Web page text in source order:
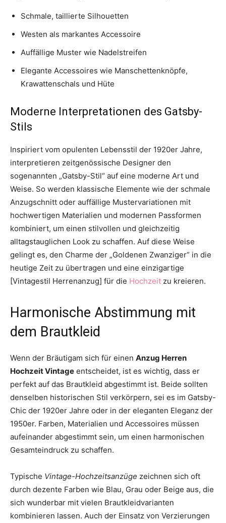
Schmale, taillierte Silhouetten
Westen als markantes Accessoire
Auffällige Muster wie Nadelstreifen
Elegante Accessoires wie Manschettenknöpfe,
Krawattenschals und Hüte
Moderne Interpretationen des Gatsby-
Stils
Inspiriert vom opulenten Lebensstil der 1920er Jahre,
interpretieren zeitgenössische Designer den
sogenannten „Gatsby-Stil“ auf eine moderne Art und
Weise. So werden klassische Elemente wie der schmale
Anzugschnitt oder auffällige Mustervariationen mit
hochwertigen Materialien und modernen Passformen
kombiniert, um einen stilvollen und gleichzeitig
alltagstauglichen Look zu schaffen. Auf diese Weise
gelingt es, den Charme der „Goldenen Zwanziger“ in die
heutige Zeit zu übertragen und eine einzigartige
[Vintagestil Herrenanzug] für die Hochzeit zu kreieren.
Harmonische Abstimmung mit
dem Brautkleid
Wenn der Bräutigam sich für einen Anzug Herren
Hochzeit Vintage entscheidet, ist es wichtig, dass er
perfekt auf das Brautkleid abgestimmt ist. Beide sollten
denselben historischen Stil verkörpern, sei es im Gatsby-
Chic der 1920er Jahre oder in der eleganten Eleganz der
1950er. Farben, Materialien und Accessoires müssen
aufeinander abgestimmt sein, um einen harmonischen
Gesamteindruck zu schaffen.
Typische Vintage-Hochzeitsanzüge zeichnen sich oft
durch dezente Farben wie Blau, Grau oder Beige aus, die
sich wunderbar mit vielen Brautkleidvarianten
kombinieren lassen. Auch der Einsatz von Verzierungen